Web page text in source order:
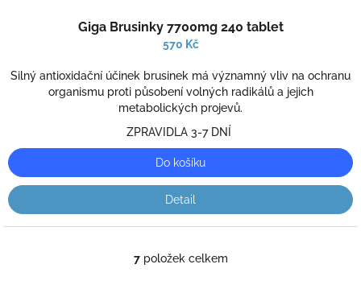
hodnocení
produktu
1,0
z
5
hvězdiček.
Giga Brusinky 7700mg 240 tablet
570 Kč
Silný antioxidační účinek brusinek má významný vliv na ochranu
organismu proti působení volných radikálů a jejich
metabolických projevů.
ZPRAVIDLA 3-7 DNÍ
Do košíku
Detail
O
7položek celkem